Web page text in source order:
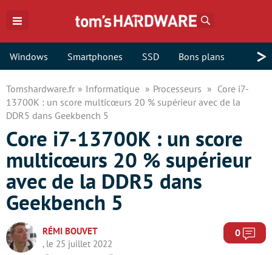
Windows Smartphones SSD Bons plans >
Tomshardware.fr Informatique Processeurs
Core i7-
13700K : un score multicœurs 20 % supérieur avec de la
DDR5 dans Geekbench 5
Core i7-13700K : un score
multicœurs 20 % supérieur
avec de la DDR5 dans
Geekbench 5
RÉMI BOUVET
, le 25 juillet 2022
0